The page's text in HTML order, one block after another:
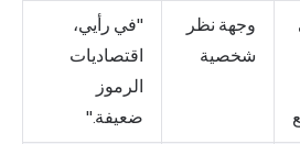
وجهة نظر
شخصية
"في رأيي،
اقتصاديات
الرموز
ضعيفة."